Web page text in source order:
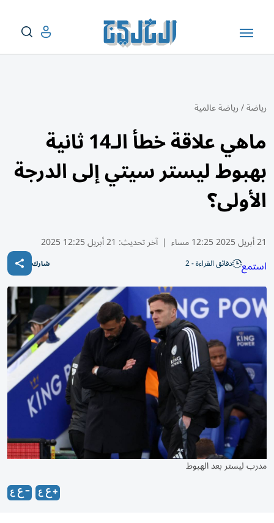
رياضة/رياضة عالمية
ماهي علاقة خطأ الـ14 ثانية
بهبوط ليستر سيتي إلى الدرجة
الأولى؟
21 أبريل 2025 12:25 مساء | آخر تحديث: 21 أبريل 12:25 2025
استمع دقائق القراءة - 2 شارك
مدرب ليستر بعد الهبوط